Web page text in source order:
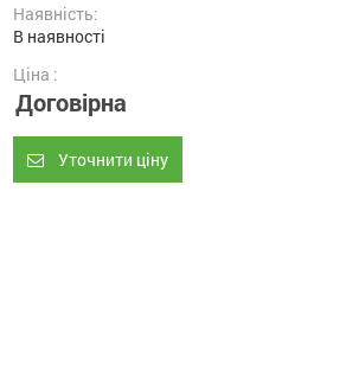
Наявність:
В наявності
Ціна :
Договірна
Уточнити ціну